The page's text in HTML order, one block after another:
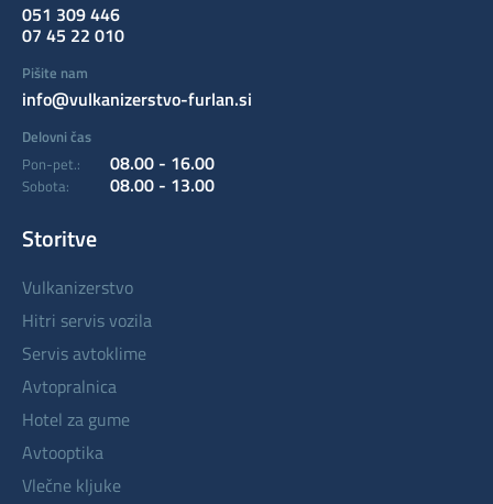
051 309 446
07 45 22 010
Pišite nam
info@vulkanizerstvo-furlan.si
Delovni čas
Pon-pet.:
08.00 - 16.00
Sobota: 08.00 - 13.00
Storitve
vulkanizerstvo
hitri servis vozila
servis avtoklime
avtopralnica
hotel za gume
avtooptika
vlečne kljuke